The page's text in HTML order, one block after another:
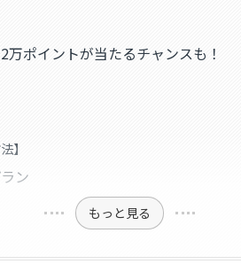
万ポイントが当たるチャンスも！
】
ン
もっと見る